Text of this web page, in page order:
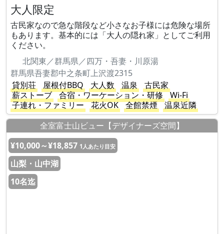
大人限定
古民家なので急な階段など小さなお子様には危険な場所
もあります。基本的には「大人の隠れ家」としてご利用
ください。
北関東／群馬県／四万・吾妻・川原湯
群馬県吾妻郡中之条町上沢渡2315
貸別荘
屋根付BBQ 大人数 温泉
古民家
薪ストーブ
合宿・ワーケーション・研修
Wi-Fi
子連れ・ファミリー
花火OK 全館禁煙
温泉近隣
全室富士山ビュー【デザイナーズ空間】
¥10,000～¥18,857 1人あたり目安
山梨・山中湖
10名迄